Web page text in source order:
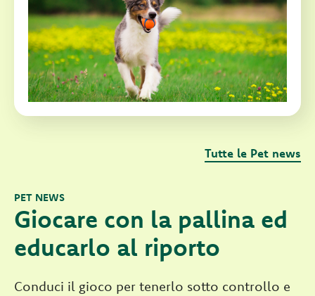
PET NEWS
Giocare con la pallina ed
educarlo al riporto
Conduci il gioco per tenerlo sotto controllo e
Tutte le Pet news